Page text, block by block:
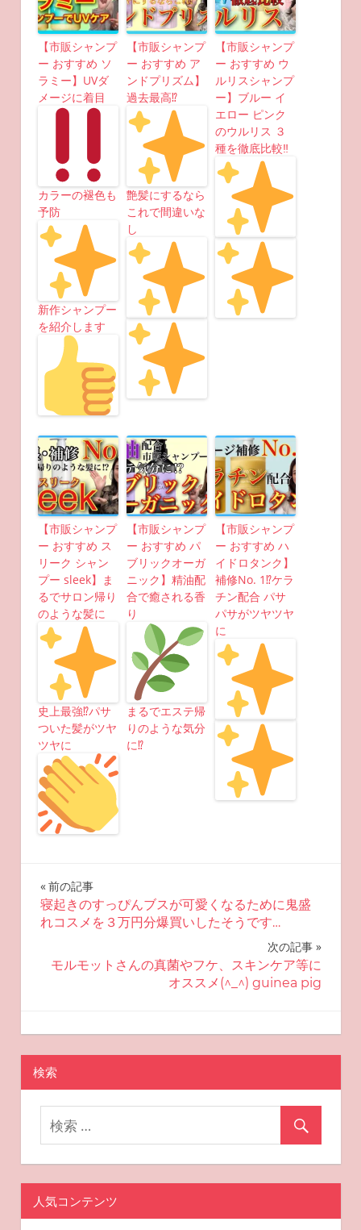
【市販シャンプ
ー おすすめ ソ
ラミー】UVダ
メージに着目
カラーの褪色も
予防
新作シャンプー
を紹介します
【市販シャンプ
ー おすすめ ア
ンドプリズム】
過去最高⁉︎
艶髪にするなら
これで間違いな
し
【市販シャンプ
ー おすすめ ウ
ルリスシャンプ
ー】ブルー イ
エロー ピンク
のウルリス ３
種を徹底比較‼︎
【市販シャンプ
ー おすすめ ス
リーク シャン
プー sleek】ま
るでサロン帰り
のような髪に
史上最強⁉︎パサ
ついた髪がツヤ
ツヤに
【市販シャンプ
ー おすすめ パ
ブリックオーガ
ニック】精油配
合で癒される香
り
まるでエステ帰
りのような気分
に⁉︎
【市販シャンプ
ー おすすめ ハ
イドロタンク】
補修No. 1⁉︎ケラ
チン配合 パサ
パサがツヤツヤ
に
投
稿
ナ
ー
シ
ョ
ン
前の記事
寝起きのすっぴんブスが可愛くなるために鬼盛
れコスメを３万円分爆買いしたそうです…
次の記事
モルモットさんの真菌やフケ、スキンケア等に
オススメ(^_^) guinea pig
2022-08-17
miyu
おすすめ美容
検索
人気コンテンツ